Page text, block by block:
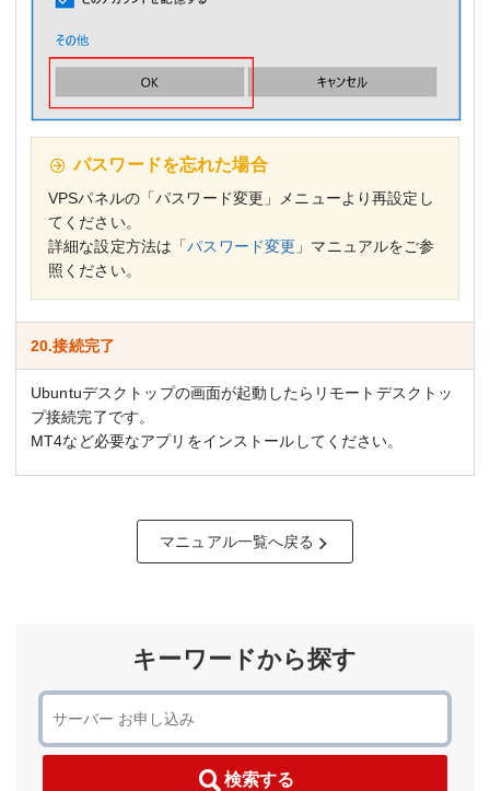
パスワードを忘れた場合
VPSパネルの「パスワード変更」メニューより再設定し
てください。
詳細な設定方法は「パスワード変更 」マニュアルをご参
照ください。
20.接続完了
Ubuntuデスクトップの画面が起動したらリモートデスクトッ
プ接続完了です。
MT4など必要なアプリをインストールしてください。
マニュアル一覧へ戻る
キーワードから探す
検索する